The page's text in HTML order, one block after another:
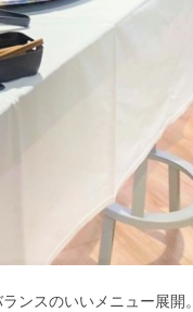
ンスのいいメニュー展開。